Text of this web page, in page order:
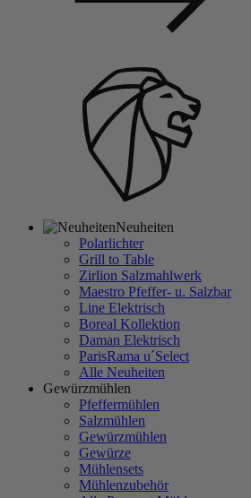
Neuheiten
Polarlichter
Grill to Table
Zirlion Salzmahlwerk
Maestro Pfeffer- u. Salzbar
Line Elektrisch
Boreal Kollektion
Daman Elektrisch
ParisRama u´Select
Alle Neuheiten
Gewürzmühlen
Pfeffermühlen
Salzmühlen
Gewürzmühlen
Gewürze
Mühlensets
Mühlenzubehör